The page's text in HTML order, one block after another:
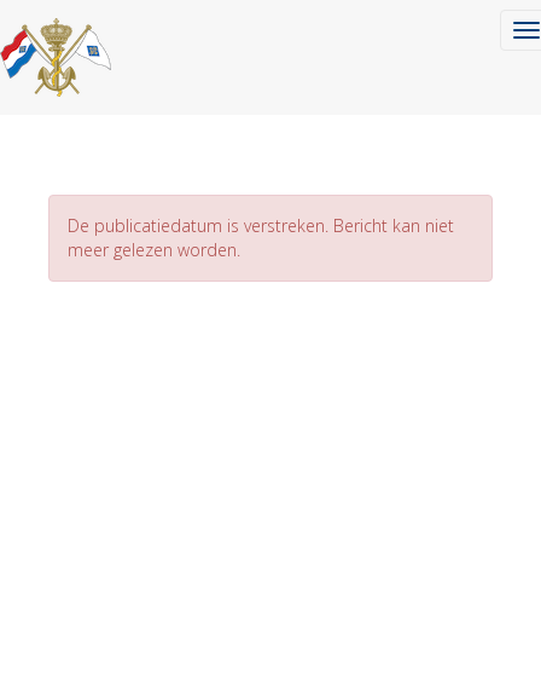
De publicatiedatum is verstreken. Bericht kan niet
meer gelezen worden.